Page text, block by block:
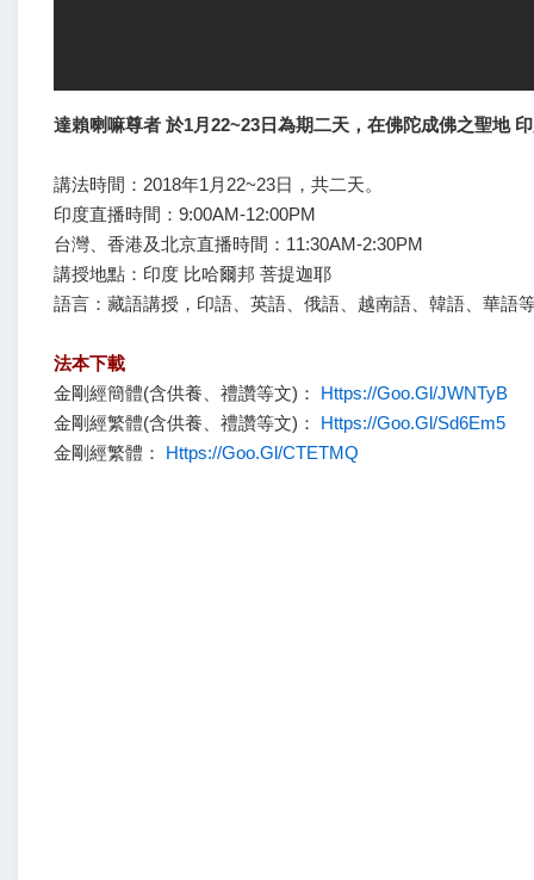
達賴喇嘛尊者 於1月22~23日為期二天，在佛陀成佛之聖地
講法時間：2018年1月22~23日，共二天。
印度直播時間：9:00AM-12:00PM
台灣、香港及北京直播時間：11:30AM-2:30PM
講授地點：印度 比哈爾邦 菩提迦耶
語言：藏語講授，印語、英語、俄語、越南語、韓語、華語
法本下載
金剛經簡體(含供養、禮讚等文)： Https://goo.gl/JWNTyB
金剛經繁體(含供養、禮讚等文)： Https://goo.gl/sd6Em5
金剛經繁體： Https://goo.gl/cTETMQ